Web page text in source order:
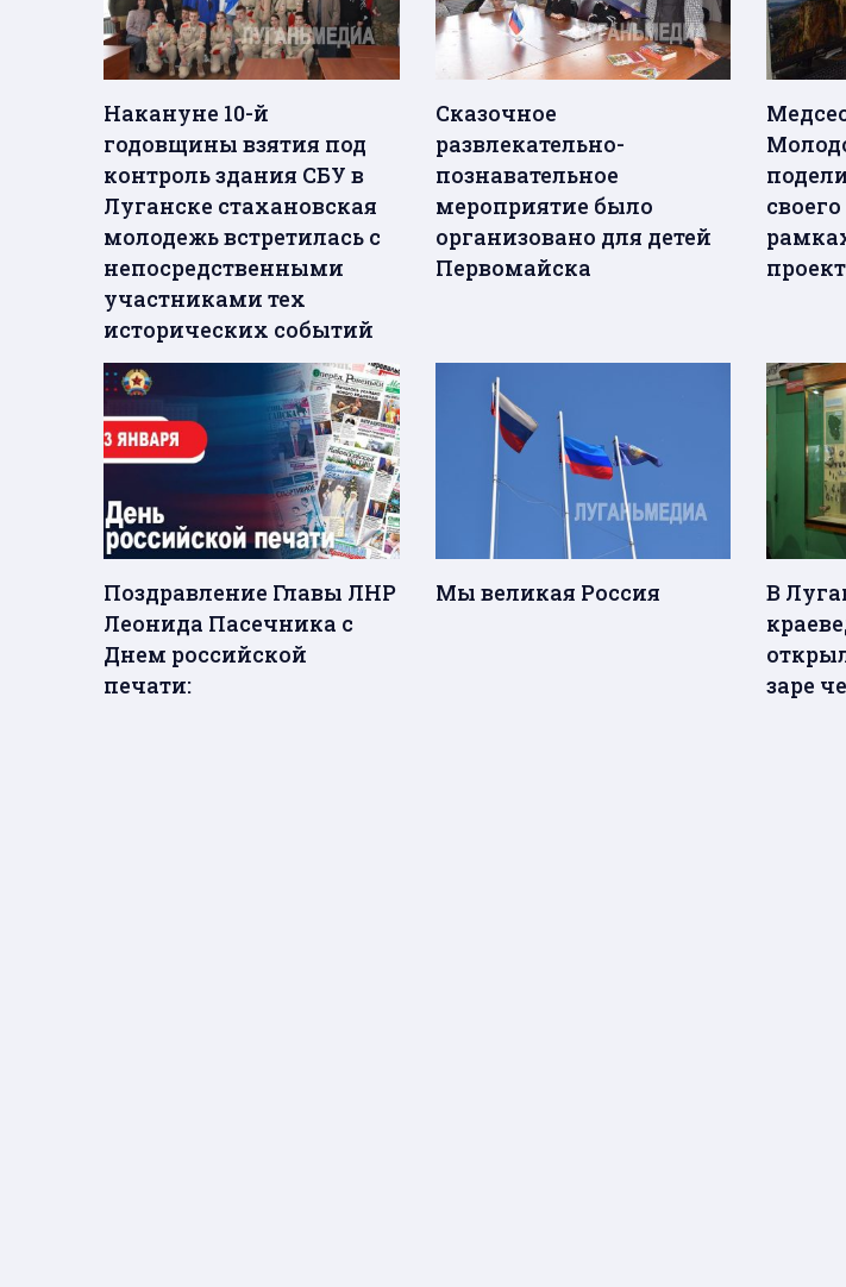
Накануне 10-й
годовщины взятия под
контроль здания СБУ в
Луганске стахановская
молодежь встретилась с
непосредственными
участниками тех
исторических событий
Сказочное
развлекательно-
познавательное
мероприятие было
организовано для детей
Первомайска
Поздравление Главы ЛНР
Леонида Пасечника с
Днем российской
печати:
Мы великая Россия
В
заре